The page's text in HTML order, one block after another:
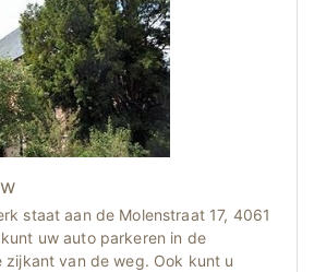
staat aan de Molenstraat 17, 4061
uw auto parkeren in de
zijkant van de weg. Ook kunt u